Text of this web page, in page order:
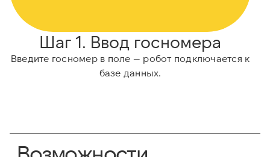
Шаг 1. Ввод госномера
Введите госномер в поле — робот подключается к
базе данных.